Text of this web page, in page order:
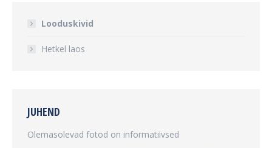
Looduskivid
Hetkel laos
JUHEND
Olemasolevad fotod on informatiivsed